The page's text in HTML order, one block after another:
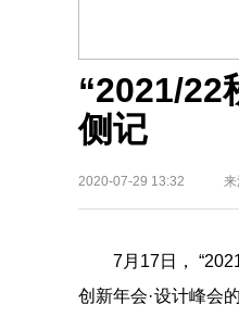
“2021/22
侧记
2020-07-29 13:32 来
7月17日， “2021/
创新年会·设计峰会